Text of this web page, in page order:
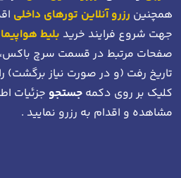
همچنین رزرو آنلاین تورهای داخلی
جهت شروع فرایند خرید بلیط هواپیما
صفحات مرتبط در قسمت سرچ
تاریخ رفت (و در صورت نیاز برگشت)
کلیک بر روی دکمه جستجو جزئیات
مشاهده و اقدام به رزرو نمایید .